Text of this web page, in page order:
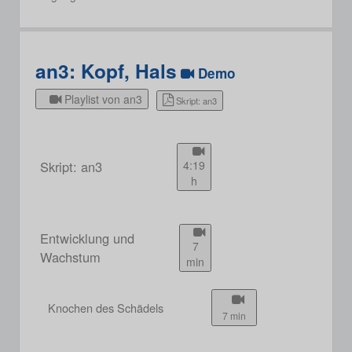
an3: Kopf, Hals Demo
Playlist von an3 Skript: an3
Skript: an3
4:19
h
Entwicklung und
Wachstum
7
min
Knochen des Schädels 7 min